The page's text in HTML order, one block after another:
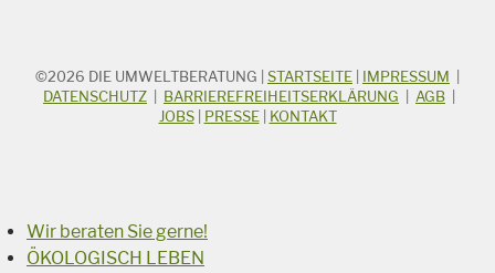
STICHWORTSUCHE
Suchbegriff
©2026 DIE UMWELTBERATUNG STARTSEITE IMPRESSUM
DATENSCHUTZ
BARRIEREFREIHEITSERKLÄRUNG AGB
JOBS| PRESSE| KONTAKT
Wir beraten Sie gerne!
ÖKOLOGISCH LEBEN